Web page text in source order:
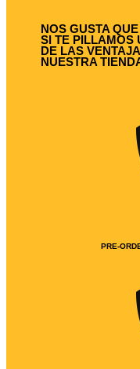
NOS GUSTA
SI TE PILLAMOS
DE LAS
NUESTRA
PRE-